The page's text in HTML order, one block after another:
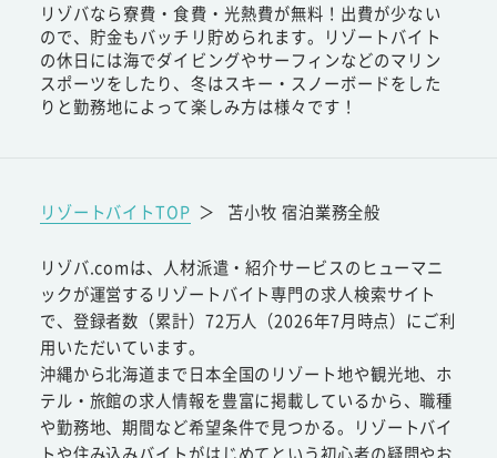
リゾバなら寮費・食費・光熱費が無料！出費が少ない
ので、貯金もバッチリ貯められます。リゾートバイト
の休日には海でダイビングやサーフィンなどのマリン
スポーツをしたり、冬はスキー・スノーボードをした
りと勤務地によって楽しみ方は様々です！
リゾートバイトTOP ＞ 苫小牧 宿泊業務全般
リゾバ.comは、人材派遣・紹介サービスのヒューマニ
ックが運営するリゾートバイト専門の求人検索サイト
で、登録者数（累計）72万人（2026年7月時点）にご利
用いただいています。
沖縄から北海道まで日本全国のリゾート地や観光地、ホ
テル・旅館の求人情報を豊富に掲載しているから、職種
や勤務地、期間など希望条件で見つかる。リゾートバイ
トや住み込みバイトがはじめてという初心者の疑問やお